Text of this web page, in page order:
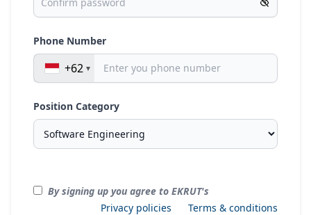
Phone Number
+62
Position Category
By signing up you agree to EKRUT's
Privacy policies
Terms & conditions